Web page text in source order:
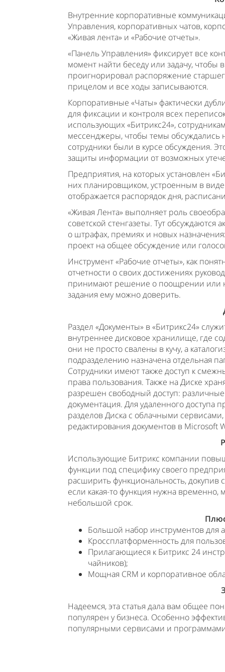
Внутренние корпоративные
Управления, корпоративных чатов,
«Живая лента» и «Рабочие отчеты».
«Панель Управления» фиксирует все
момент найти беседу или задачу, чтобы
проигнорировал распоряжение
прицелом и все ходы записываются.
Корпоративные «Чаты» фактически
для фиксации и контроля всех
использующих «Битрикс24»,
мессенджеры, чтобы темы обсуждались
сотрудники были в курсе обсуждения.
защиты информации от возможных
Предприятия, на которых установлен
них планировщиком, устроенным в виде
отображается распорядок дня,
«Живая Лента» выполняет роль
советской стенгазеты. Тут
о штрафах, премиях и новых
проект на общее обсуждение или
Инструмент «Рабочие отчеты», как
отчетности о своих достижениях
принимают решение о поощрении или
задания ему можно доверить.
Раздел «Документы» в «Битрикс24»
внутреннее дисковое хранилище, где
они не просто свалены в кучу, а
подразделению назначена отдельная
Сотрудники имеют также доступ к
права пользования. Также на Диске
разрешен свободный доступ:
документация. Для удаленного доступа
разделов Диска с облачными
редактирования документов в Microsoft
Использующие Битрикс компании
функции под специфику своего
расширить функциональность,
если какая-то функция нужна
небольшой срок.
Большой набор инструментов для
Кроссплатформенность для
Прилагающиеся к Битрикс 24
чайников);
Мощная CRM и корпоративное
Надеемся, эта статья дала вам общее
популярен у бизнеса. Особенно
популярными сервисами и программами,